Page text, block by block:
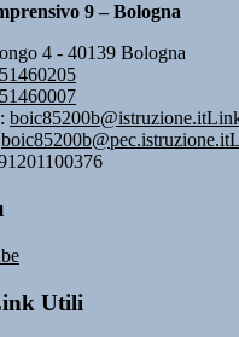
9 – Bologna
4 - 40139 Bologna
boic85200b@istruzione.it
boic85200b@pec.istruzione.it
Utili